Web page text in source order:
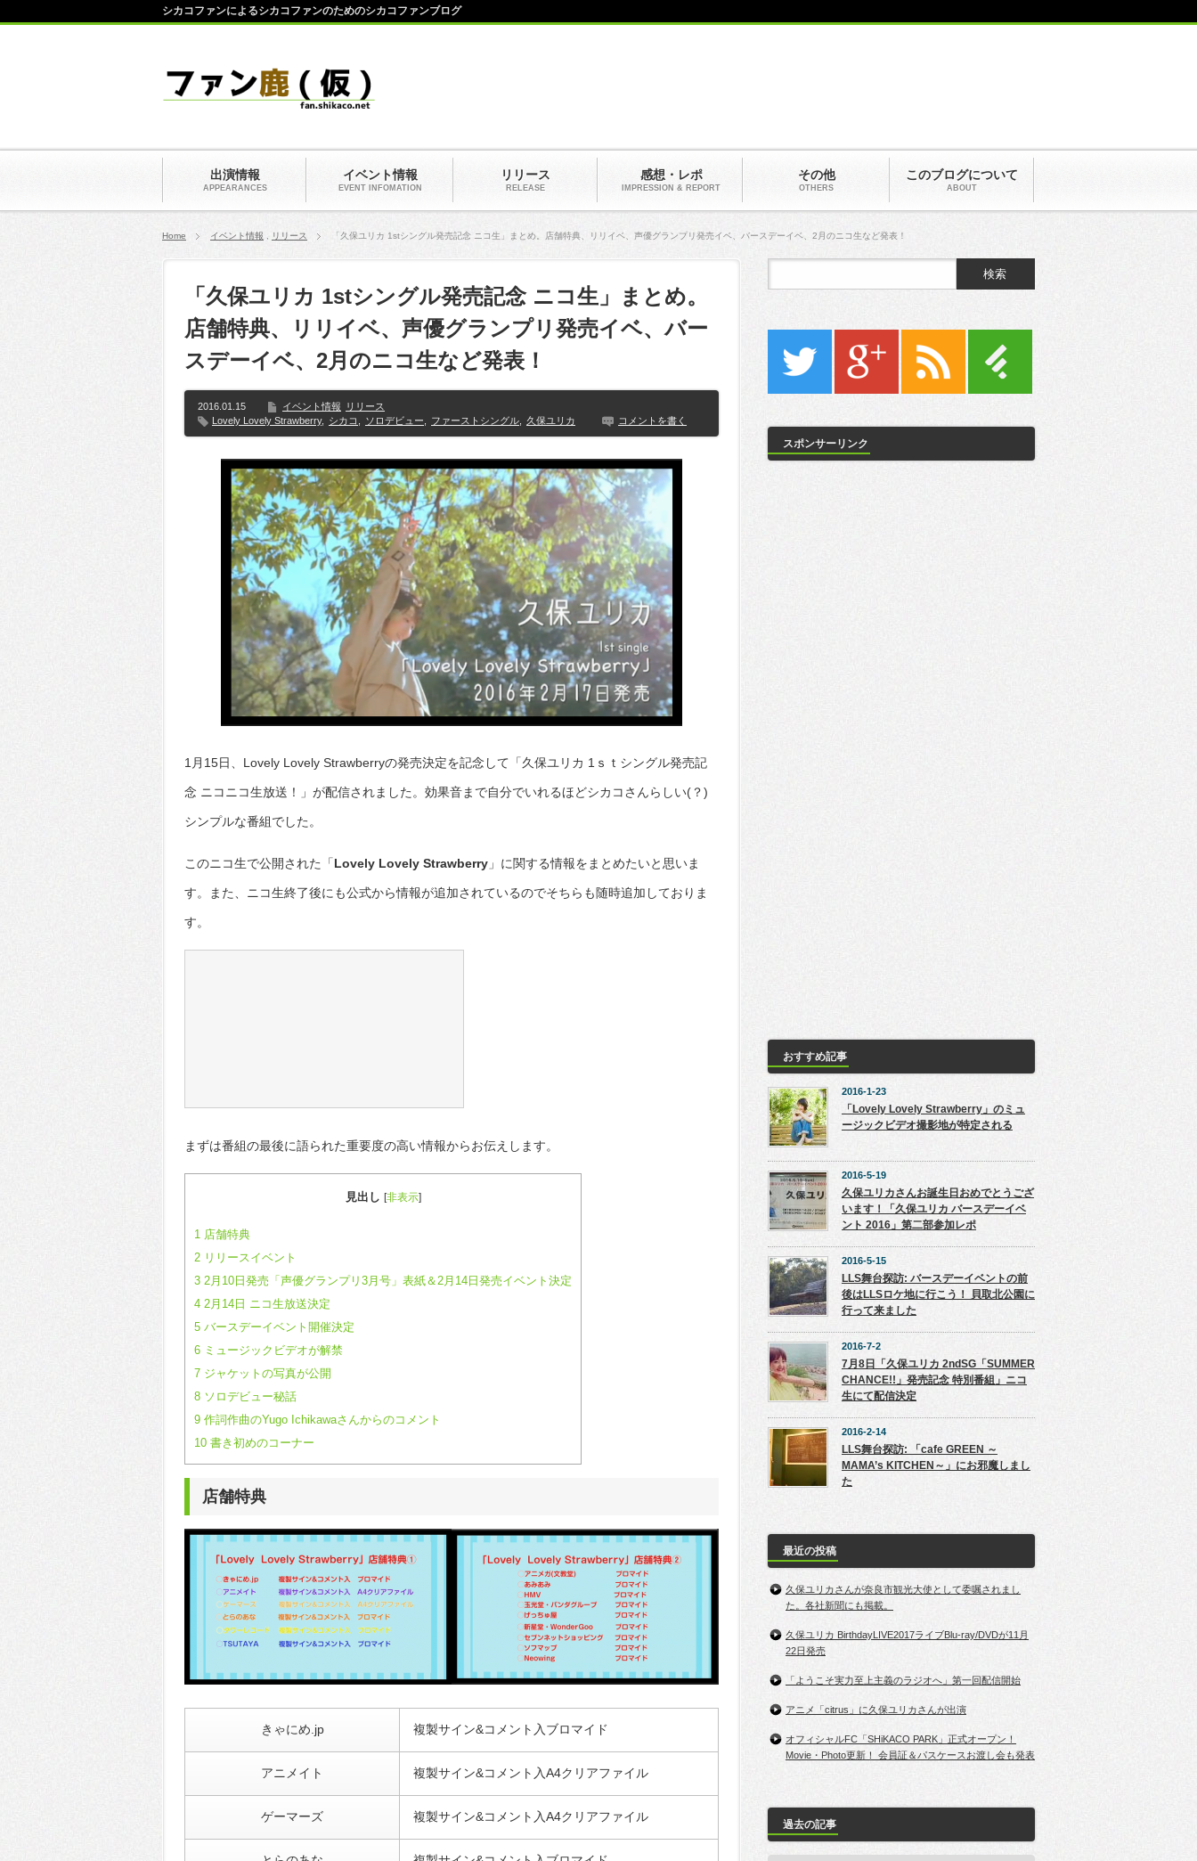
出演情報
APPEARANCES
イベント情報
EVENT INFOMATION
リリース
RELEASE
感想・レポ
IMPRESSION & REPORT
その他
OTHERS
このブログについて
ABOUT
シカコファンによるシカコファンのためのシカコファンブログ
Home イベント情報 リリース 「久保ユリカ 1stシングル発売記念 ニコ生」まとめ。店舗特典、リリイベ、声優グランプリ発売イベ、バースデーイベ、2月のニコ生など発表！
「久保ユリカ 1stシングル発売記念 ニコ生」まとめ。
店舗特典、リリイベ、声優グランプリ発売イベ、バー
スデーイベ、2月のニコ生など発表！
2016.01.15 イベント情報
リリース
Lovely Lovely Strawberry, シカコ ソロデビュー ファーストシングル 久保ユリカ コメントを書く
1月15日、Lovely Lovely Strawberryの発売決定を記念して「久保ユリカ 1ｓｔシングル発売記
念 ニコニコ生放送！」が配信されました。効果音まで自分でいれるほどシカコさんらしい(？)
シンプルな番組でした。
このニコ生で公開された「Lovely Lovely Strawberry 」に関する情報をまとめたいと思いま
す。また、ニコ生終了後にも公式から情報が追加されているのでそちらも随時追加しておりま
す。
まずは番組の最後に語られた重要度の高い情報からお伝えします。
見出し [非表示]
1 店舗特典
2 リリースイベント
3 2月10日発売「声優グランプリ3月号」表紙＆2月14日発売イベント決定
4 2月14日 ニコ生放送決定
5 バースデーイベント開催決定
6 ミュージックビデオが解禁
7 ジャケットの写真が公開
8 ソロデビュー秘話
9 作詞作曲のYugo Ichikawaさんからのコメント
10 書き初めのコーナー
店舗特典
きゃにめ.jp 複製サイン&コメント入ブロマイド
アニメイト 複製サイン&コメント入A4クリアファイル
ゲーマーズ 複製サイン&コメント入A4クリアファイル
スポンサーリンク
おすすめ記事
2016-1-23
「Lovely Lovely Strawberry」のミュ
ージックビデオ撮影地が特定される
2016-5-19
久保ユリカさんお誕生日おめでとうござ
います！「久保ユリカ バースデーイベ
ント 2016」第二部参加レポ
2016-5-15
LLS舞台探訪: バースデーイベントの前
後はLLSロケ地に行こう！ 貝取北公園に
行って来ました
2016-7-2
7月8日「久保ユリカ 2ndSG「SUMMER
CHANCE!!」発売記念 特別番組」ニコ
生にて配信決定
2016-2-14
LLS舞台探訪: 「cafe GREEN ～
MAMA’s KITCHEN～」にお邪魔しまし
た
最近の投稿
久保ユリカさんが奈良市観光大使として委嘱されまし
た。各社新聞にも掲載。
久保ユリカ BirthdayLIVE2017ライブBlu-ray/DVDが11月
22日発売
「ようこそ実力至上主義のラジオへ」第一回配信開始
アニメ「citrus」に久保ユリカさんが出演
オフィシャルFC「SHiKACO PARK」正式オープン！
Movie・Photo更新！ 会員証＆パスケースお渡し会も発表
過去の記事